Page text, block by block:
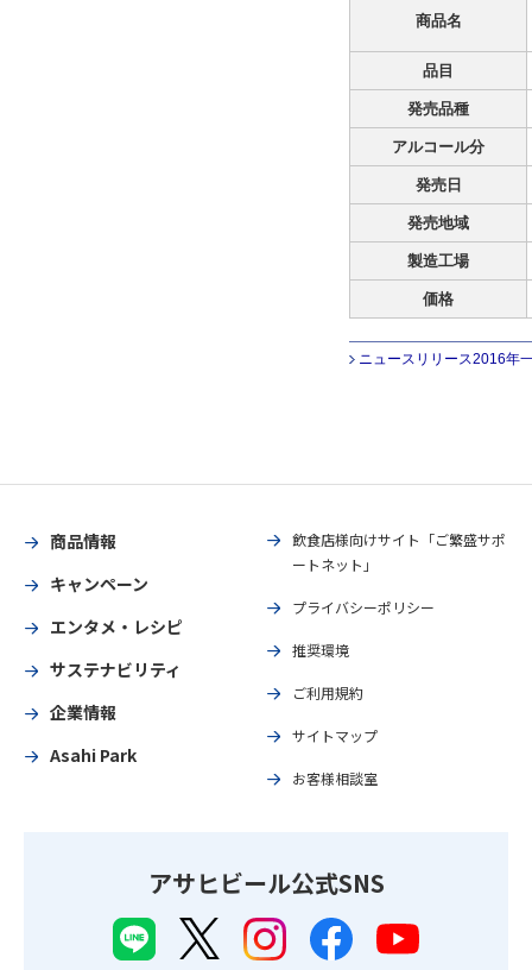
商品名
品目
発売品種
アルコール分
発売日
発売地域
製造工場
価格
ニュースリリース2016年
商品情報
キャンペーン
エンタメ・レシピ
サステナビリティ
企業情報
Asahi Park
飲食店様向けサイト「ご繁盛サポ
ートネット」
プライバシーポリシー
推奨環境
ご利用規約
サイトマップ
お客様相談室
アサヒビール公式SNS